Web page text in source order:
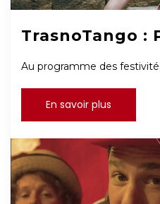
TrasnoTango :
Au programme des
En savoir plus